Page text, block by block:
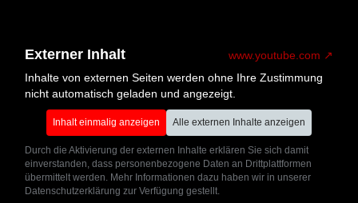
Externer Inhalt
www.youtube.com
Inhalte von externen Seiten werden ohne Ihre Zustimmung
nicht automatisch geladen und angezeigt.
Inhalt einmalig anzeigen Alle externen Inhalte anzeigen
Durch die Aktivierung der externen Inhalte erklären Sie sich damit
einverstanden, dass personenbezogene Daten an Drittplattformen
übermittelt werden. Mehr Informationen dazu haben wir in unserer
Datenschutzerklärung zur Verfügung gestellt.